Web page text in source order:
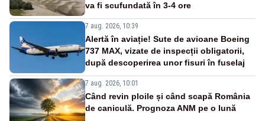
va fi scufundată în 3-4 ore
7 aug. 2026, 10:39
Alertă în aviație! Sute de avioane Boeing
737 MAX, vizate de inspecții obligatorii,
după descoperirea unor fisuri în fuselaj
7 aug. 2026, 10:01
Când revin ploile și când scapă România
de caniculă. Prognoza ANM pe o lună